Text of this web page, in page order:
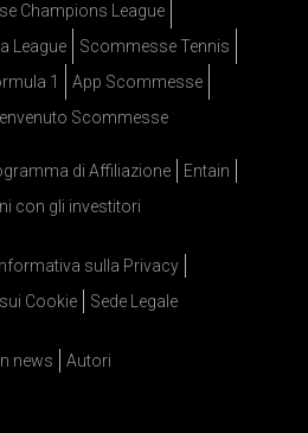
Champions League
League
Scommesse Tennis
1
App Scommesse
Scommesse
di Affiliazione
Entain
con gli investitori
Informativa sulla Privacy
Cookie
Sede Legale
news Autori